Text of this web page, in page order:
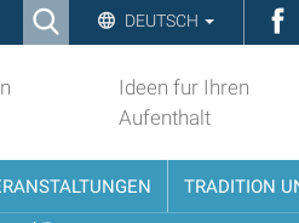
Ricerca DEUTSCH
Ideen fur Ihren
Aufenthalt
TRADITION